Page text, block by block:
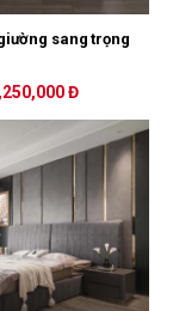
sang trọng
Đ